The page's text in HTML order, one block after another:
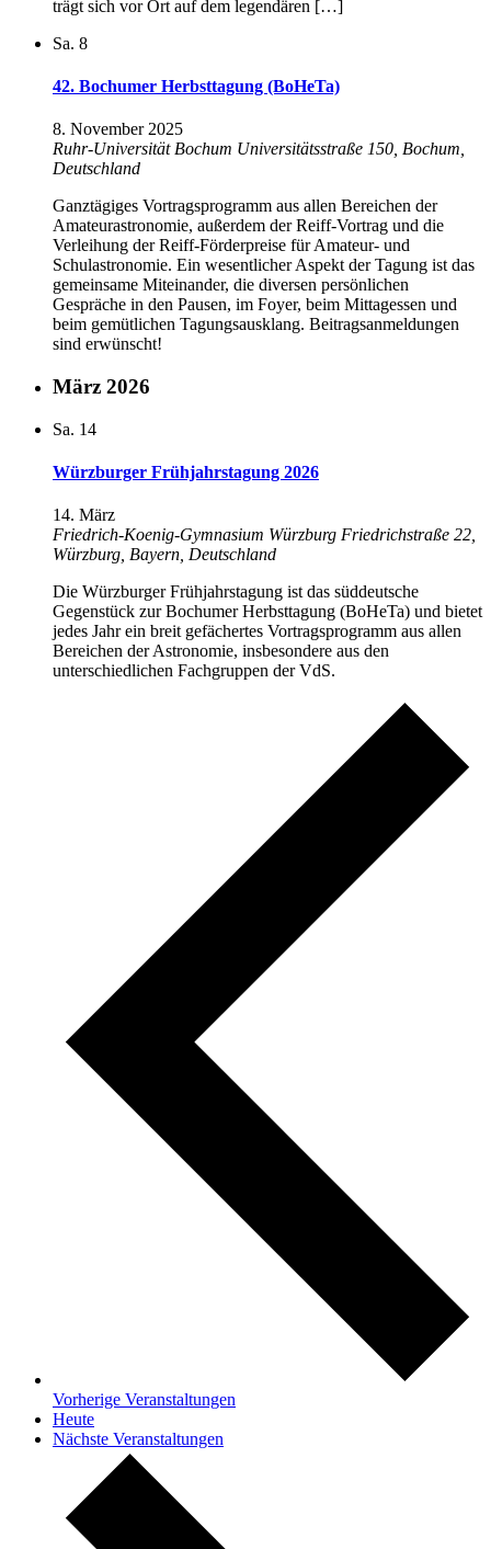
trägt sich vor Ort auf dem legendären […]
Sa. 8
42. Bochumer Herbsttagung (BoHeTa)
8. November 2025
Ruhr-Universität Bochum Universitätsstraße 150, Bochum,
Deutschland
Ganztägiges Vortragsprogramm aus allen Bereichen der
Amateurastronomie, außerdem der Reiff-Vortrag und die
Verleihung der Reiff-Förderpreise für Amateur- und
Schulastronomie. Ein wesentlicher Aspekt der Tagung ist das
gemeinsame Miteinander, die diversen persönlichen
Gespräche in den Pausen, im Foyer, beim Mittagessen und
beim gemütlichen Tagungsausklang. Beitragsanmeldungen
sind erwünscht!
März 2026
Sa. 14
Würzburger Frühjahrstagung 2026
14. März
Friedrich-Koenig-Gymnasium Würzburg Friedrichstraße 22,
Würzburg, Bayern, Deutschland
Die Würzburger Frühjahrstagung ist das süddeutsche
Gegenstück zur Bochumer Herbsttagung (BoHeTa) und bietet
jedes Jahr ein breit gefächertes Vortragsprogramm aus allen
Bereichen der Astronomie, insbesondere aus den
unterschiedlichen Fachgruppen der VdS.
Vorherige Veranstaltungen
Heute
Nächste Veranstaltungen